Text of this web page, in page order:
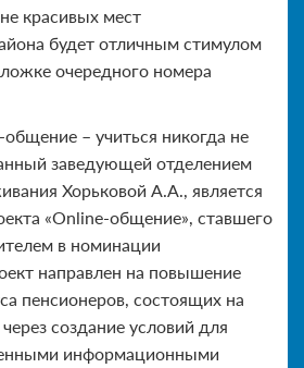
красивых мест
будет отличным стимулом
очередного номера
– учиться никогда не
заведующей отделением
Хорьковой А.А., является
«Online-общение», ставшего
в номинации
направлен на повышение
пенсионеров, состоящих на
создание условий для
информационными